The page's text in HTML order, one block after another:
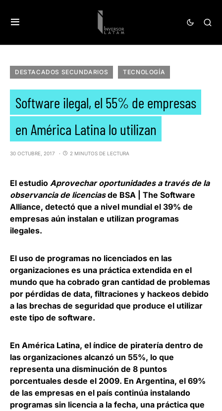
DESTACADOS SECUNDARIOS TECNOLOGÍA
Software ilegal, el 55% de empresas
en América Latina lo utilizan
30 OCTUBRE, 2017 2 MINUTOS DE LECTURA
El estudio Aprovechar oportunidades a través de la
observancia de licenciasde BSA
The Software
Alliance, detectó que a nivel mundial el 39% de
empresas aún instalan e utilizan programas
ilegales.
El uso de programas no licenciados en las
organizaciones es una práctica extendida en el
mundo que ha cobrado gran cantidad de problemas
por pérdidas de data, filtraciones y hackeos debido
a las brechas de seguridad que produce el utilizar
este tipo de software.
En América Latina, el índice de piratería dentro de
las organizaciones alcanzó un 55%, lo que
representa una disminución de 8 puntos
porcentuales desde el 2009. En Argentina, el 69%
de las empresas en el país continúa instalando
programas sin licencia a la fecha, una práctica que